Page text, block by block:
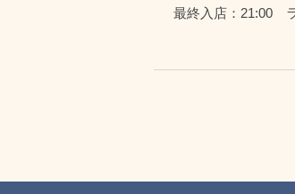
最終入店：21:00